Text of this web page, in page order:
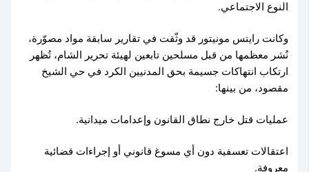
النوع الاجتماعي.
وكانت رايتس مونيتور قد وثّقت في تقارير سابقة مواد مصوّرة،
نُشر معظمها من قبل مسلحين تابعين لهيئة تحرير الشام، تُظهر
ارتكاب انتهاكات جسيمة بحق المدنيين الكرد في حي الشيخ
مقصود، من بينها:
عمليات قتل خارج نطاق القانون وإعدامات ميدانية.
اعتقالات تعسفية دون أي مسوغ قانوني أو إجراءات قضائية
معروفة.